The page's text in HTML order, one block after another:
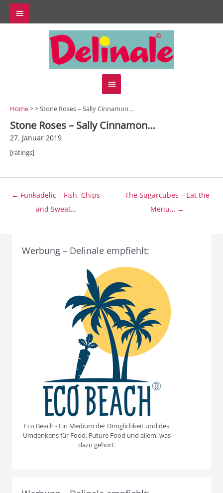
Zum
Inhalt
springen
Above
Hauptmenü
Home> > Stone Roses – Sally Cinnamon…
Stone Roses – Sally Cinnamon…
27. Januar 2019
[ratings]
Beitragsnavigation
← Funkadelic – Fish, Chips
and Sweat…
The Sugarcubes – Eat the
Menu… →
Werbung – Delinale empfiehlt:
Eco Beach - Ein Medium der Dringlichkeit und des
Umdenkens für Food, Future Food und allem, was
dazu gehört.